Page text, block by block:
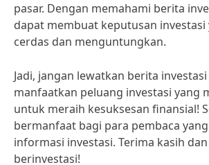
pasar. Dengan memahami berita
dapat membuat keputusan investasi
cerdas dan menguntungkan.
Jadi, jangan lewatkan berita
manfaatkan peluang investasi yang
untuk meraih kesuksesan finansial!
bermanfaat bagi para pembaca
informasi investasi. Terima kasih
berinvestasi!